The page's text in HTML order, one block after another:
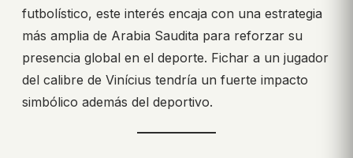
futbolístico, este interés encaja con una estrategia
más amplia de Arabia Saudita para reforzar su
presencia global en el deporte. Fichar a un jugador
del calibre de Vinícius tendría un fuerte impacto
simbólico además del deportivo.